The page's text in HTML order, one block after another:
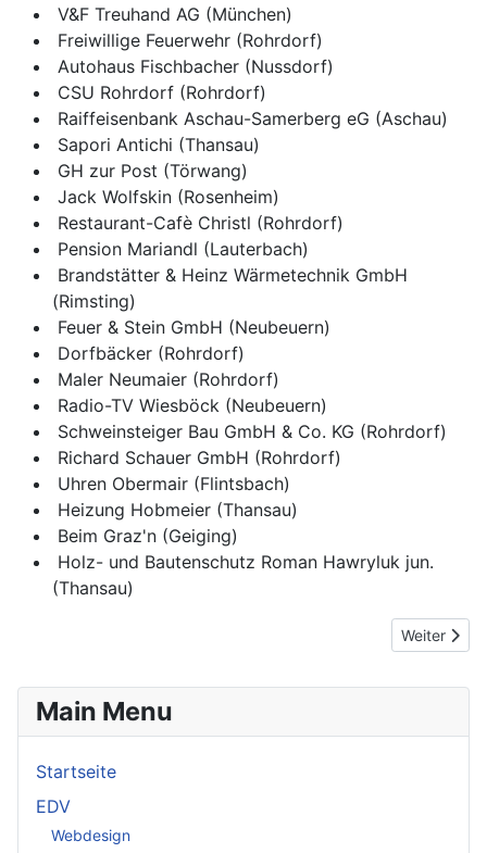
V&F Treuhand AG (München)
Freiwillige Feuerwehr (Rohrdorf)
Autohaus Fischbacher (Nussdorf)
CSU Rohrdorf (Rohrdorf)
Raiffeisenbank Aschau-Samerberg eG (Aschau)
Sapori Antichi (Thansau)
GH zur Post (Törwang)
Jack Wolfskin (Rosenheim)
Restaurant-Cafè Christl (Rohrdorf)
Pension Mariandl (Lauterbach)
Brandstätter & Heinz Wärmetechnik GmbH
(Rimsting)
Feuer & Stein GmbH (Neubeuern)
Dorfbäcker (Rohrdorf)
Maler Neumaier (Rohrdorf)
Radio-TV Wiesböck (Neubeuern)
Schweinsteiger Bau GmbH & Co. KG (Rohrdorf)
Richard Schauer GmbH (Rohrdorf)
Uhren Obermair (Flintsbach)
Heizung Hobmeier (Thansau)
Beim Graz'n (Geiging)
Holz- und Bautenschutz Roman Hawryluk jun.
(Thansau)
Nächster
Weiter
Main Menu
Startseite
EDV
Webdesign